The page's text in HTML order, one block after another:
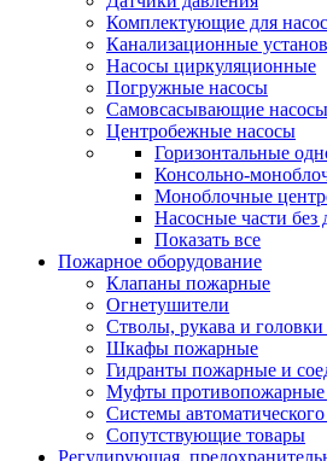
Комплектующие для
Канализационные
Насосы циркуляционные
Погружные насосы
Самовсасывающие насосы
Центробежные насосы
Горизонтальные
Консольно-
Моноблочные
Насосные части без
Показать все
Пожарное оборудование
Клапаны пожарные
Огнетушители
Стволы, рукава и
Шкафы пожарные
Гидранты пожарные и
Муфты противопожарные
Системы
Сопутствующие товары
Регулирующая,